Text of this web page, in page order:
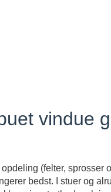
vindue
(felter, sprosser
bedst. I stuer og